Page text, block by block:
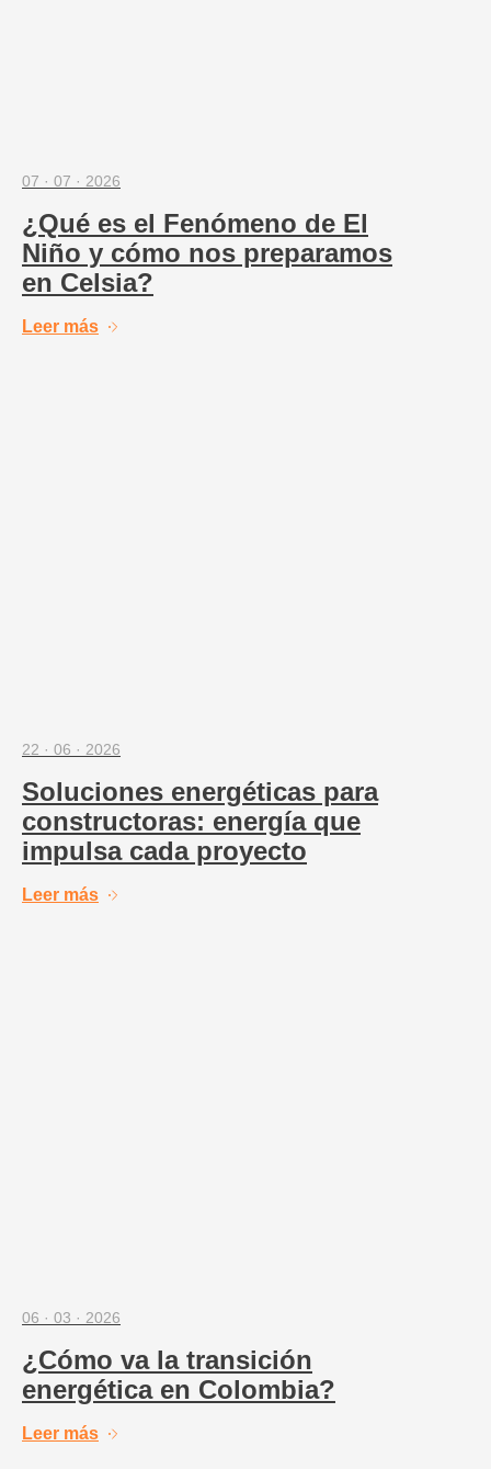
07 · 07 · 2026
¿Qué es el Fenómeno de El
Niño y cómo nos preparamos
en Celsia?
Leer más
22 · 06 · 2026
Soluciones energéticas para
constructoras: energía que
impulsa cada proyecto
Leer más
06 · 03 · 2026
¿Cómo va la transición
energética en Colombia?
Leer más